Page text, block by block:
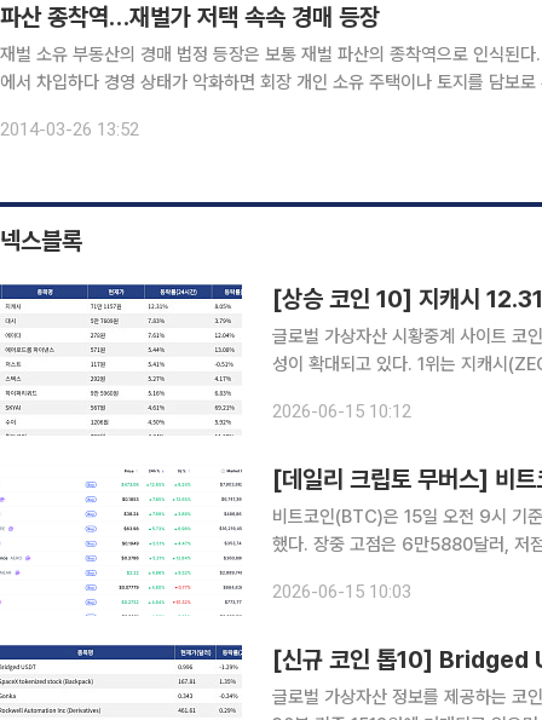
파산 종착역…재벌가 저택 속속 경매 등장
재벌 소유 부동산의 경매 법정 등장은 보통 재벌 파산의 종착역으로 인식된다. 몰락한 재벌들은 보통 법인 소유의 부동산을 담보로 금융
에서 차입하다 경영 상태가 악화하면 회장 개인 소유 주택이나 토지를 담보
2014-03-26 13:52
넥스블록
[상승 코인 10] 지캐시
글로벌 가상자산 시황중계 사이트 코
성이 확대되고 있다. 1위는 지캐시(ZEC)로, 24시간 동안 12.31% 상승했으며 7일 기준 8.05% 상
는 에이다(ADA)로, 24시간 동안 7.6
2026-06-15 10:12
비트코인(BTC)은 15일 오전 9시 기
했다. 장중 고점은 6만5880달러, 저
를 보였다. 프라이버시 코인 지캐
2026-06-15 10:03
글로벌 가상자산 정보를 제공하는